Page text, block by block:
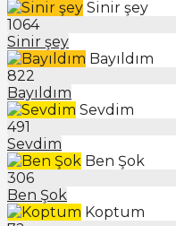
Sinir şey
1064
Sinir şey
Bayıldım
822
Bayıldım
Sevdim
491
Sevdim
Ben Şok
306
Ben Şok
Koptum